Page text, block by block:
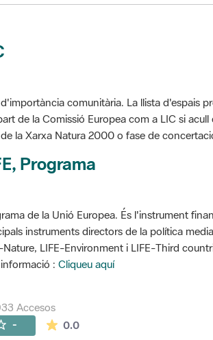
comunitària. La llista d'espais
de la Comissió Europea com a LIC si
la Xarxa Natura 2000 o fase de
Programa
de la Unió Europea. És l'instrument
instruments directors de la política
Nature, LIFE-Environment i LIFE-Third
: Cliqueu aquí
Accesos
- 0.0La valoración media es de 0